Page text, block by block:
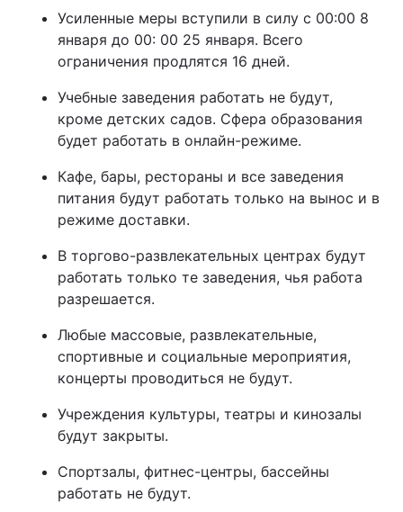
Усиленные меры вступили в силу с 00:00 8
января до 00: 00 25 января. Всего
ограничения продлятся 16 дней.
Учебные заведения работать не будут,
кроме детских садов. Сфера образования
будет работать в онлайн-режиме.
Кафе, бары, рестораны и все заведения
питания будут работать только на вынос и в
режиме доставки.
В торгово-развлекательных центрах будут
работать только те заведения, чья работа
разрешается.
Любые массовые, развлекательные,
спортивные и социальные мероприятия,
концерты проводиться не будут.
Учреждения культуры, театры и кинозалы
будут закрыты.
Спортзалы, фитнес-центры, бассейны
работать не будут.